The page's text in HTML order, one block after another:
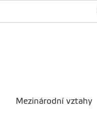
Mezinárodní vztahy